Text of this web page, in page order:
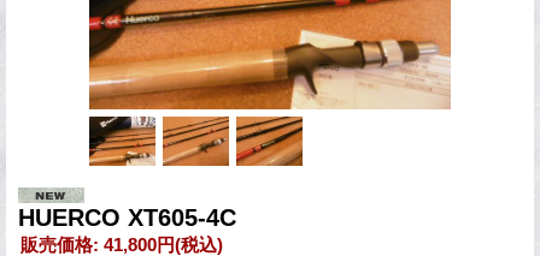
HUERCO XT605-4C
販売価格: 41,800円(税込)